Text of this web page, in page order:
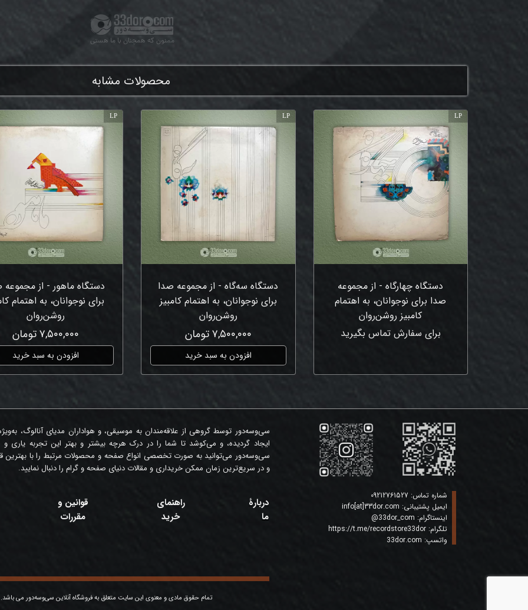
ممنون که همچنان با ما هستی
محصولات مشابه
دستگاه چهارگاه - از مجموعه
صدا برای نوجوانان، به اهتمام
کامبیز روشن‌روان
برای سفارش تماس بگیرید
LP
دستگاه سه‌گاه - از مجموعه صدا
برای نوجوانان، به اهتمام کامبیز
روشن‌روان
۷,۵۰۰,۰۰۰ تومان
افزودن به سبد خرید
LP
دستگاه ماهور - از مجموعه
برای نوجوانان، به اهتمام
روشن‌روان
۷,۵۰۰,۰۰۰ تومان
افزودن به سبد خرید
LP
شماره تماس:
ایمیل پشتیبانی: info[at]33dor.com
اینستاگرام: 33dor_com
@
تلگرام: https://t.me/recordstore33dor
واتسپ: 33dor.com
سی‌وسه‌دور توسط گروهی از علاقه‌مندان به موسیقی، و هواداران مدیای آنالوگ،
ایجاد گردیده، و می‌کوشد تا شما را در درک هرچه بیشتر و بهتر این تجربه یاری
سی‌وسه‌دور می‌توانید به صورت تخصصی انواع صفحه و محصولات مرتبط را با بهترین
و در سریع‌ترین زمان ممکن خریداری و مقالات دنیای صفحه و گرام را دنبال نمایید.
تمام حقوق مادی و معنوی این سایت متعلق به فروشگاه آنلاین سی‌وسه‌دور می باشد.
دربارۀ
ما
قوانین و
مقررات
راهنمای
خرید